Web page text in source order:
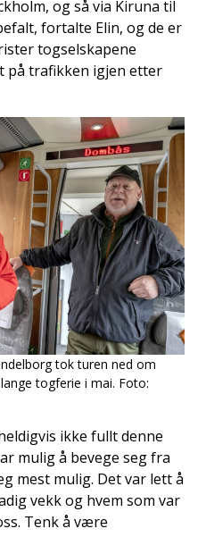
og så via Kiruna til
fortalte Elin, og de er
togselskapene
på trafikken igjen etter
tok turen ned om
togferie i mai. Foto:
ikke fullt denne
mulig å bevege seg fra
mest mulig. Det var lett å
vekk og hvem som var
Tenk å være